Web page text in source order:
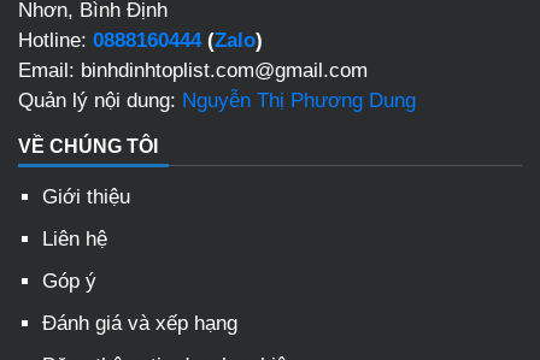
Nhơn, Bình Định
Hotline: 0888160444(Zalo)
Email: binhdinhtoplist.com@gmail.com
Quản lý nội dung: Nguyễn Thị Phương Dung
VỀ CHÚNG TÔI
Giới thiệu
Liên hệ
Góp ý
Đánh giá và xếp hạng